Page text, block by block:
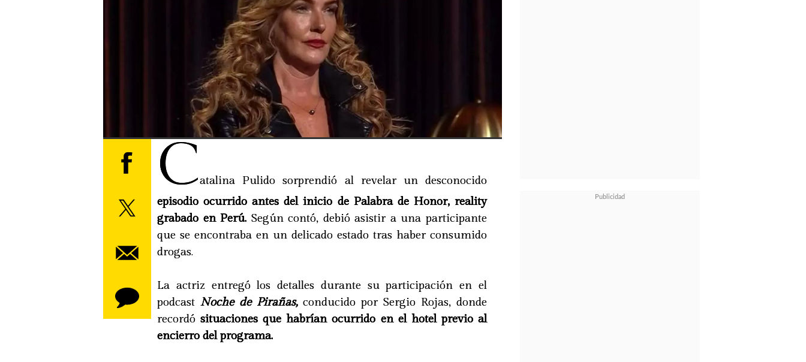
Catalina Pulido sorprendió al revelar un desconocido
episodio ocurrido antes del inicio de Palabra de Honor, reality
grabado en Perú. Según contó, debió asistir a una participante
que se encontraba en un delicado estado tras haber consumido
drogas.
La actriz entregó los detalles durante su participación en el
podcast Noche de Pirañas, conducido por Sergio Rojas, donde
recordó situaciones que habrían ocurrido en el hotel previo al
encierro del programa.